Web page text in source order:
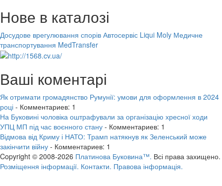
Нове в каталозі
Досудове врегулювання спорів Автосервіс Liqui Moly Медичне
транспортування MedTransfer
Ваші коментарі
Як отримати громадянство Румунії: умови для оформлення в 2024
році - Комментариев: 1
На Буковині чоловіка оштрафували за організацію хресної ходи
УПЦ МП під час воєнного стану - Комментариев: 1
Відмова від Криму і НАТО: Трамп натякнув як Зеленський може
закінчити війну - Комментариев: 1
Copyright © 2008-2026 Платинова Буковина™. Всі права захищено.
Розміщення інформації. Контакти. Правова інформація.